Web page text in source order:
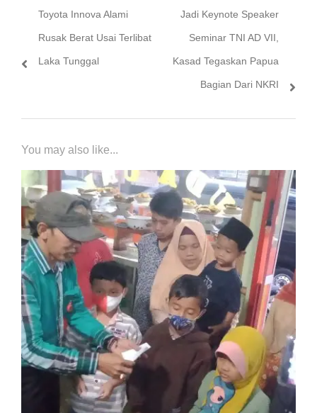
posPrevious
post:
Toyota Innova Alami
Rusak Berat Usai Terlibat
Laka Tunggal
Next
post:
Jadi Keynote Speaker
Seminar TNI AD VII,
Kasad Tegaskan Papua
Bagian Dari NKRI
You may also like...